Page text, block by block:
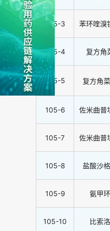
105-3 苯环喹溴
105-4 复方角
105-5 复方角
105-6 佐米曲普
105-7 佐米曲普
105-8 盐酸沙
105-9 氨甲
105-10 比索